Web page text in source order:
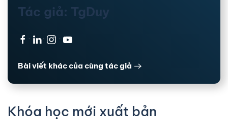
Tác giả: TgDuy
· · ·
Bài viết khác của cùng tác giả
Khóa học mới xuất bản